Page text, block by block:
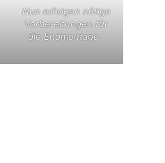
Nun erfolgen nötige
Vorbereitungen für
die Endmontage.